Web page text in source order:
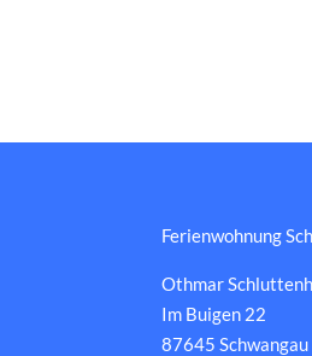
Ferienwohnung
Othmar
Im Buigen 22
87645 Schwangau